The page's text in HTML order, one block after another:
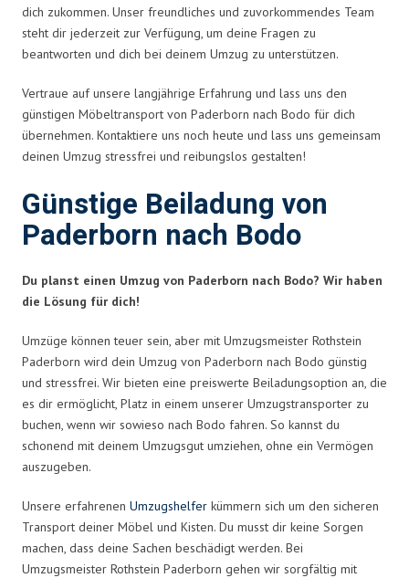
dich zukommen. Unser freundliches und zuvorkommendes Team
steht dir jederzeit zur Verfügung, um deine Fragen zu
beantworten und dich bei deinem Umzug zu unterstützen.
Vertraue auf unsere langjährige Erfahrung und lass uns den
günstigen Möbeltransport von Paderborn nach Bodo für dich
übernehmen. Kontaktiere uns noch heute und lass uns gemeinsam
deinen Umzug stressfrei und reibungslos gestalten!
Günstige Beiladung von
Paderborn nach Bodo
Du planst einen Umzug von Paderborn nach Bodo? Wir haben
die Lösung für dich!
Umzüge können teuer sein, aber mit Umzugsmeister Rothstein
Paderborn wird dein Umzug von Paderborn nach Bodo günstig
und stressfrei. Wir bieten eine preiswerte Beiladungsoption an, die
es dir ermöglicht, Platz in einem unserer Umzugstransporter zu
buchen, wenn wir sowieso nach Bodo fahren. So kannst du
schonend mit deinem Umzugsgut umziehen, ohne ein Vermögen
auszugeben.
Unsere erfahrenen Umzugshelfer kümmern sich um den sicheren
Transport deiner Möbel und Kisten. Du musst dir keine Sorgen
machen, dass deine Sachen beschädigt werden. Bei
Umzugsmeister Rothstein Paderborn gehen wir sorgfältig mit